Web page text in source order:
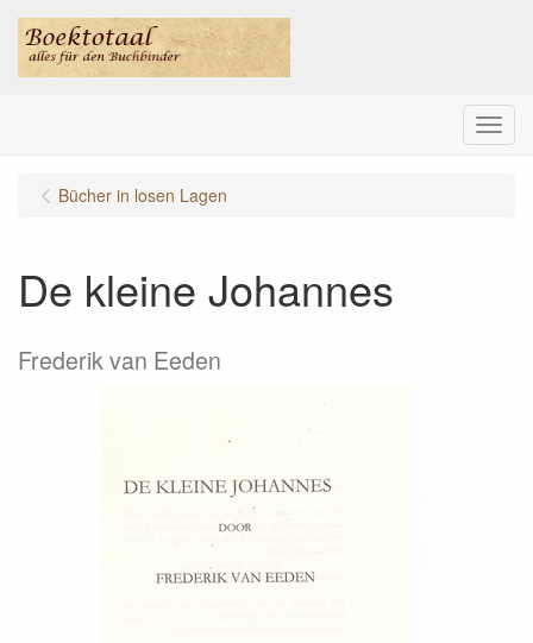
Menu
Bücher in losen Lagen
De kleine Johannes
Frederik van Eeden